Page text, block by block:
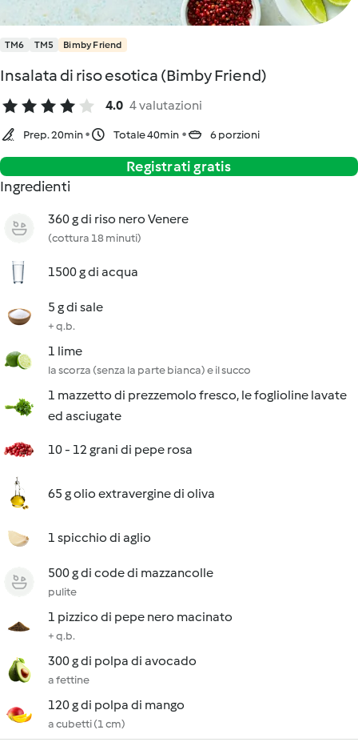
TM6 TM5 Bimby Friend
Insalata di riso esotica (Bimby Friend)
4.0 4 valutazioni
Prep. 20min Totale 40min 6 porzioni
Registrati gratis
Ingredienti
360 g di riso nero Venere
(cottura 18 minuti)
1500 g di acqua
5 g di sale
+ q.b.
1 lime
la scorza (senza la parte bianca) e il succo
1 mazzetto di prezzemolo fresco, le foglioline lavate
ed asciugate
10 - 12 grani di pepe rosa
65 g olio extravergine di oliva
1 spicchio di aglio
500 g di code di mazzancolle
pulite
1 pizzico di pepe nero macinato
+ q.b.
300 g di polpa di avocado
a fettine
120 g di polpa di mango
a cubetti (1 cm)